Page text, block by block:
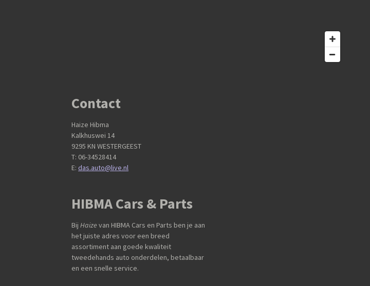
Contact
Haize Hibma
Kalkhuswei 14
9295 KN WESTERGEEST
T: 06-34528414
E: das.auto@live.nl
HIBMA Cars & Parts
Bij Haizevan HIBMA Cars en Parts ben je aan
het juiste adres voor een breed
assortiment aan goede kwaliteit
tweedehands auto onderdelen, betaalbaar
en een snelle service.